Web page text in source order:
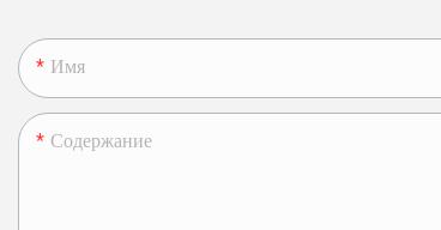
Имя
Содержание